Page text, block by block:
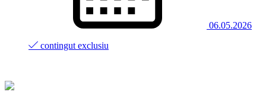
06.05.2026
contingut exclusiu